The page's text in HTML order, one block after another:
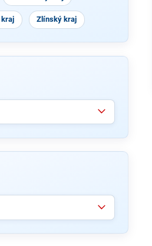
Zlínský kraj